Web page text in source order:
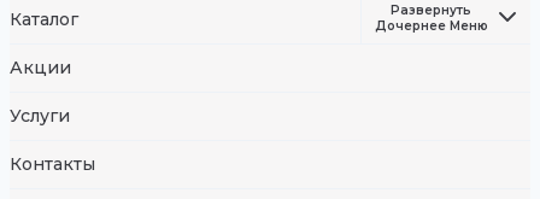
Каталог
Развернуть
Дочернее Меню
Акции
Услуги
Контакты